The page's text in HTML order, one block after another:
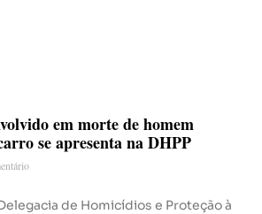
em morte de homem
se apresenta na DHPP
de Homicídios e Proteção à